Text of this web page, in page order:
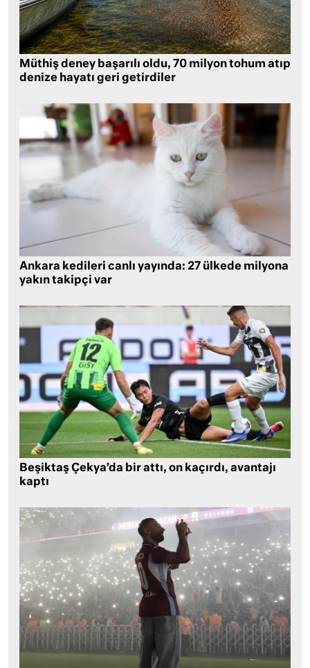
Müthiş deney başarılı oldu, 70 milyon tohum atıp
denize hayatı geri getirdiler
Ankara kedileri canlı yayında: 27 ülkede milyona
yakın takipçi var
Beşiktaş Çekya’da bir attı, on kaçırdı, avantajı
kaptı